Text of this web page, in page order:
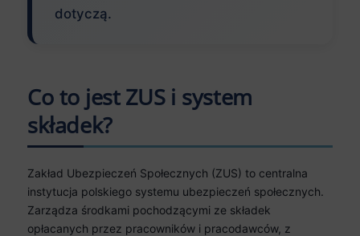
dotyczą.
Co to jest ZUS i system
składek?
Zakład Ubezpieczeń Społecznych (ZUS) to centralna
instytucja polskiego systemu ubezpieczeń społecznych.
Zarządza środkami pochodzącymi ze składek
opłacanych przez pracowników i pracodawców, z